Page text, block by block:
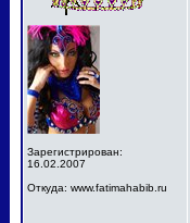
Зарегистрирован:
16.02.2007
Откуда: www.fatimahabib.ru